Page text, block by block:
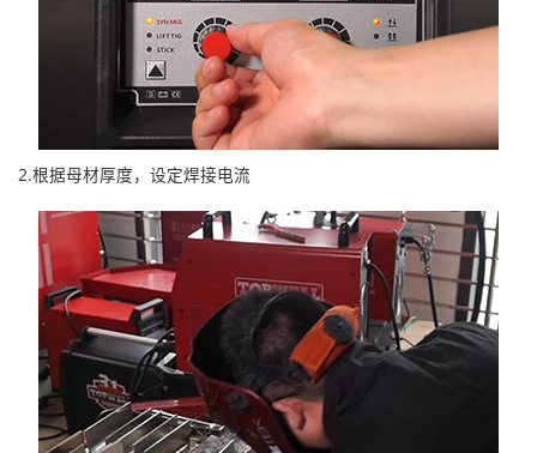
2.根据母材厚度，设定焊接电流